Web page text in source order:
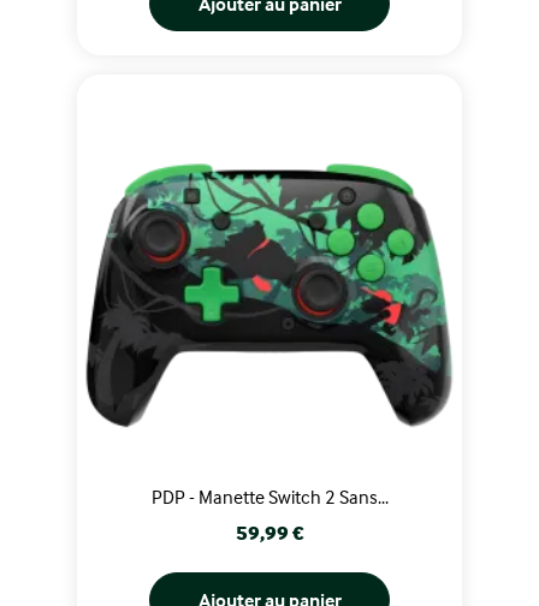
PDP - Manette Switch 2 Sans...
Prix
59,99 €
Ajouter au panier